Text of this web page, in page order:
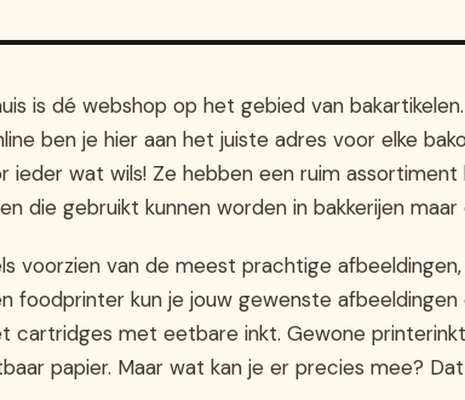
is dé webshop op het gebied van
ben je hier aan het juiste adres voor elke
ieder wat wils! Ze hebben een ruim
die gebruikt kunnen worden in bakkerijen
voorzien van de meest prachtige
foodprinter kun je jouw gewenste
cartridges met eetbare inkt. Gewone
papier. Maar wat kan je er precies mee?